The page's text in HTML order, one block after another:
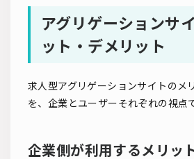
アグリゲーションサ
ット・デメリット
求人型アグリゲーションサイトのメ
を、企業とユーザーそれぞれの視点
企業側が利用するメリッ